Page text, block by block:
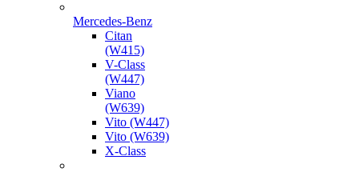
Mercedes-Benz
Citan
(W415)
V-Class
(W447)
Viano
(W639)
Vito (W447)
Vito (W639)
X-Class